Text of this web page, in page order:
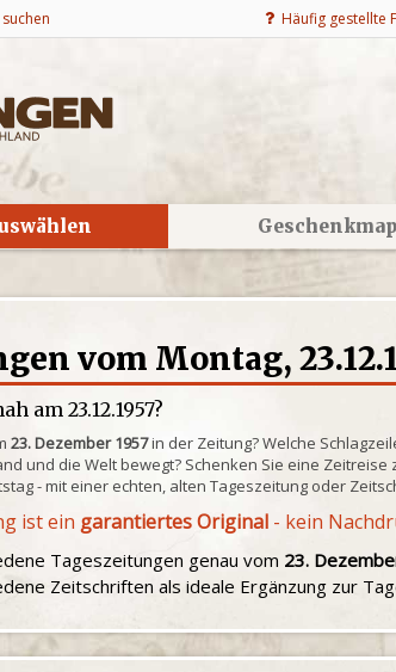
Häufig gestellte
vom Montag,
am 23.12.1957?
23. Dezember 1957in der Zeitung? Welche
und die Welt bewegt? Schenken Sie eine
- mit einer echten, alten Tageszeitung oder
ist ein garantiertes Original - kein
Tageszeitungen genau vom 23.
Zeitschriften als ideale Ergänzung zur